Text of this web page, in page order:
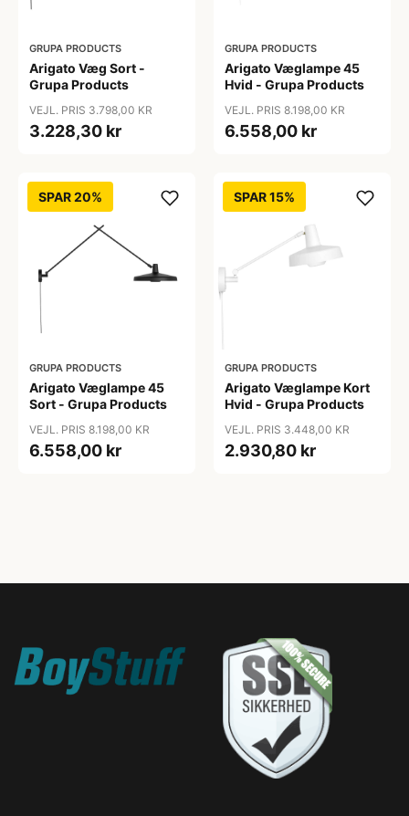
GRUPA PRODUCTS
Arigato Væg Sort -
Grupa Products
VEJL. PRIS 3.798,00 KR
3.228,30 kr
GRUPA PRODUCTS
Arigato Væglampe 45
Hvid - Grupa Products
VEJL. PRIS 8.198,00 KR
6.558,00 kr
SPAR 20%
GRUPA PRODUCTS
Arigato Væglampe 45
Sort - Grupa Products
VEJL. PRIS 8.198,00 KR
6.558,00 kr
SPAR 15%
GRUPA PRODUCTS
Arigato Væglampe Kort
Hvid - Grupa Products
VEJL. PRIS 3.448,00 KR
2.930,80 kr